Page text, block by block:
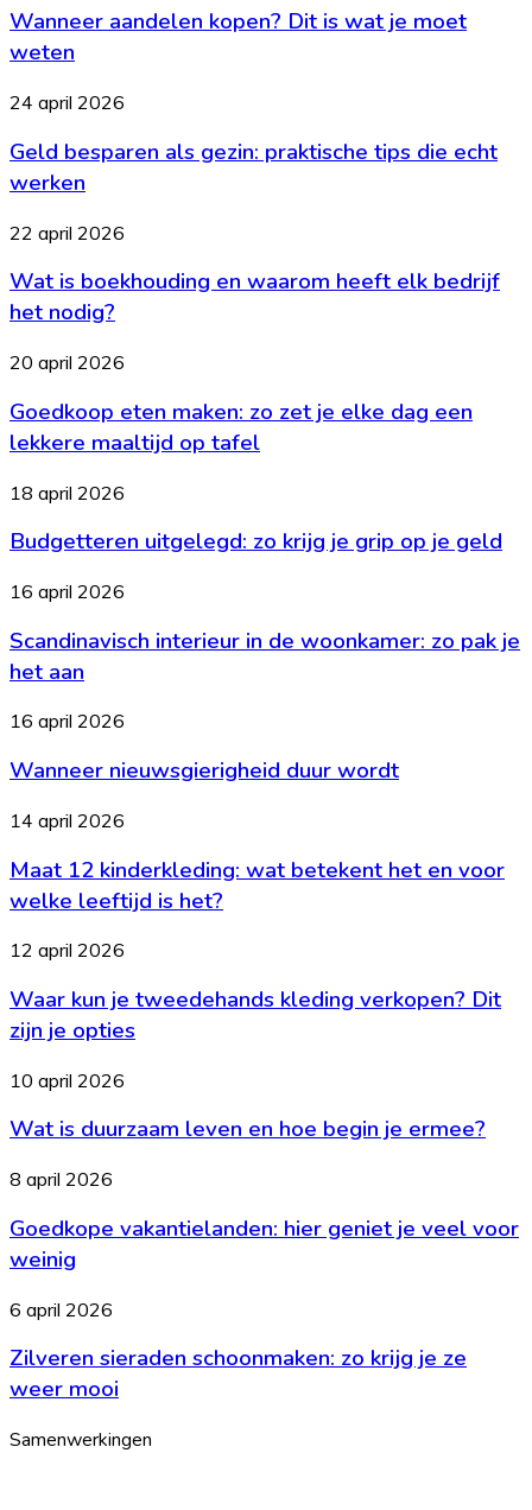
nodig?
kopen?
is
je
weten
Wanneer aandelen kopen? Dit is wat je moet
weten
Geld
als
gezin:
praktische
die
echt
werken
24 april 2026
Geld besparen als gezin: praktische tips die echt
werken
Wat
boekhouding
en
waarom
elk
het
nodig?
22 april 2026
Wat is boekhouding en waarom heeft elk bedrijf
het nodig?
Goedkoop
maken:
zo
zet
elke
dag
een
maaltijd
tafel
20 april 2026
Goedkoop eten maken: zo zet je elke dag een
lekkere maaltijd op tafel
Budgetteren
zo
je
op
je
geld
18 april 2026
Budgetteren uitgelegd: zo krijg je grip op je geld
Scandinavisch
in
de
woonkamer:
pak
het
16 april 2026
Scandinavisch interieur in de woonkamer: zo pak je
het aan
Wanneer
duur
16 april 2026
Wanneer nieuwsgierigheid duur wordt
Maat
kinderkleding:
betekent
en
welke
leeftijd
het?
14 april 2026
Maat 12 kinderkleding: wat betekent het en voor
welke leeftijd is het?
Waar
je
tweedehands
kleding
Dit
zijn
je
12 april 2026
Waar kun je tweedehands kleding verkopen? Dit
zijn je opties
Wat
duurzaam
en
hoe
begin
je
ermee?
10 april 2026
Wat is duurzaam leven en hoe begin je ermee?
Goedkope
hier
geniet
je
voor
weinig
8 april 2026
Goedkope vakantielanden: hier geniet je veel voor
weinig
Zilveren
schoonmaken:
krijg
ze
6 april 2026
Zilveren sieraden schoonmaken: zo krijg je ze
weer mooi
Samenwerkingen